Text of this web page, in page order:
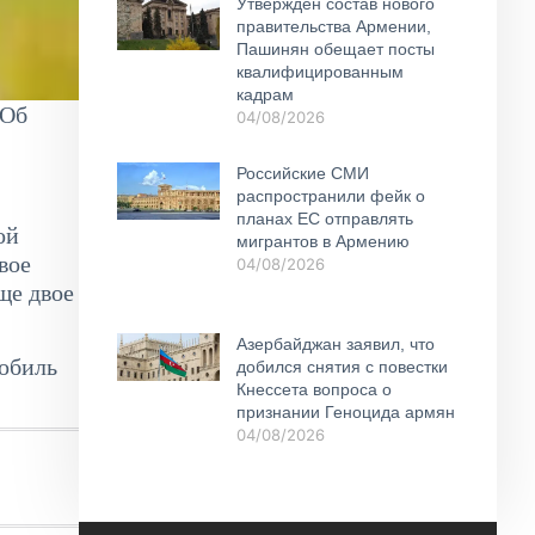
двое
правительства Армении,
Пашинян обещает посты
квалифицированным
кадрам
04/08/2026
Российские СМИ
распространили фейк о
планах ЕС отправлять
мигрантов в Армению
04/08/2026
Азербайджан заявил, что
добился снятия с повестки
Кнессета вопроса о
признании Геноцида армян
04/08/2026